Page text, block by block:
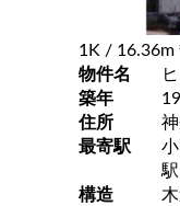
1K / 16.36m
物件名
築年
住所
最寄駅
構造